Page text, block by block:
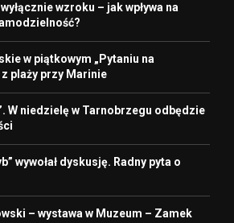
wzroku – jak wpływa na
w piątkowym „Pytaniu na
plaży przy Marinie
W niedzielę w Tarnobrzegu odbędzie
wywołał dyskusję. Radny pyta o
– wystawa w Muzeum – Zamek